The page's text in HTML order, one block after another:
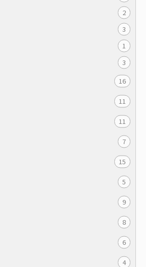
2
3
1
3
16
11
11
7
15
5
9
8
6
4